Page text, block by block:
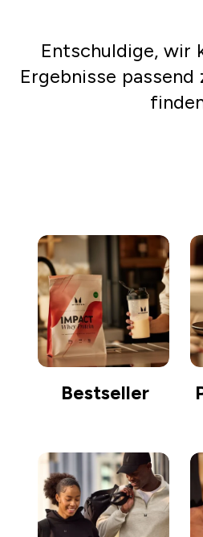
Entschuldige, wir
Ergebnisse passend
Bestseller